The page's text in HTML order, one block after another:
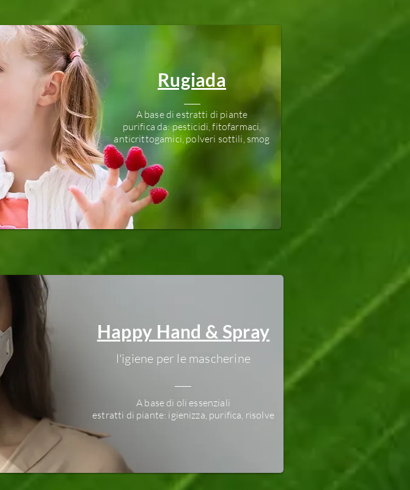
A base di estratti di piante
purifica da: pesticidi, fitofarmaci,
anticrittogamici, polveri sottili, smog
Rugiada
A base di oli essenziali
estratti di piante: igienizza, purifica, risolve
Happy Hand & Spray
l'igiene per le mascherine